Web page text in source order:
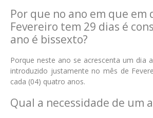
Por que no ano em que em
Fevereiro tem 29 dias é
ano é bissexto?
Porque neste ano se acrescenta um dia
introduzido justamente no mês de
cada (04) quatro anos.
Qual a necessidade de um